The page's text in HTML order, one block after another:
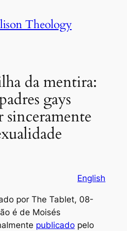
Theology
da mentira:
gays
sinceramente
English
por The Tablet, 08-
é de Moisés
publicadopelo